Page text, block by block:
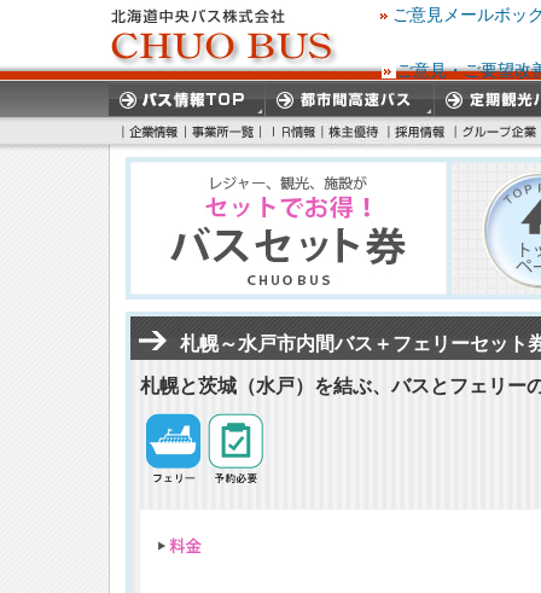
ご意見メールボッ
ご意見・ご要望改
札幌～水戸市内間バス＋フェリーセッ
札幌と茨城（水戸）を結ぶ、バスとフェリー